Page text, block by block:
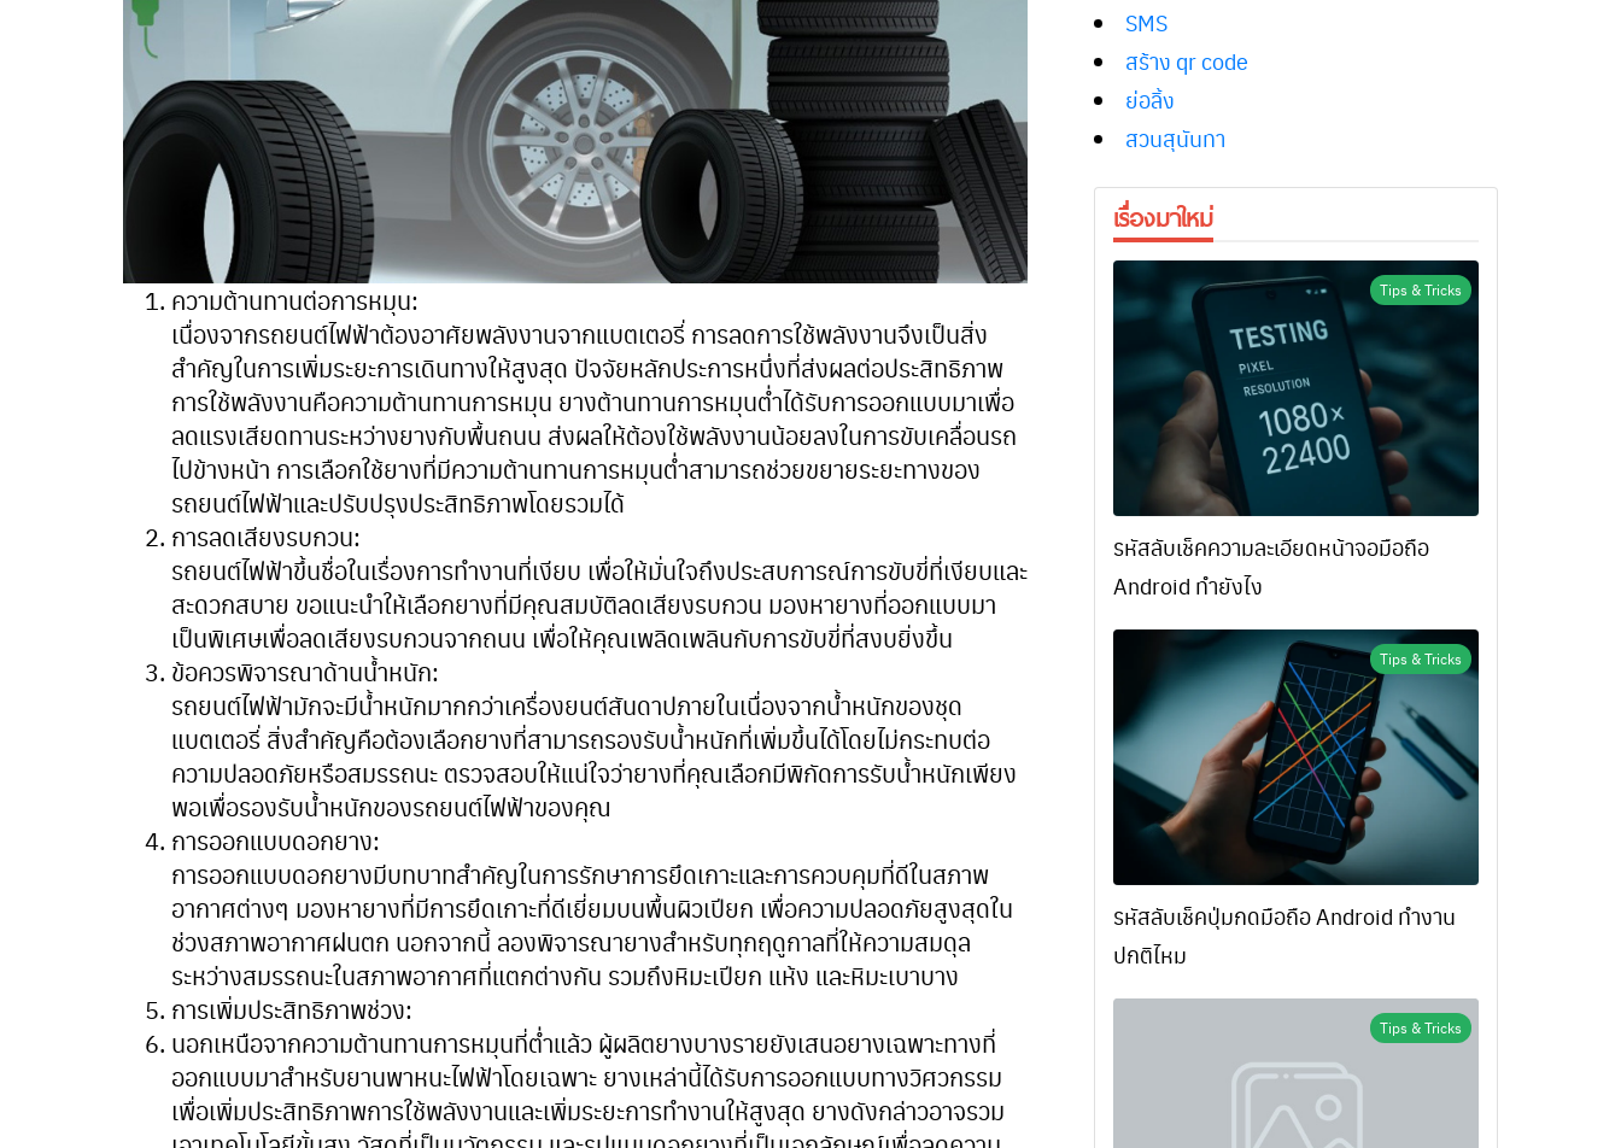
ความต้านทานต่อการหมุน:
เนื่องจากรถยนต์ไฟฟ้าต้องอาศัยพลังงานจากแบตเตอรี่ การลดการใช้พลังงานจึงเป็นสิ่ง
สำคัญในการเพิ่มระยะการเดินทางให้สูงสุด ปัจจัยหลักประการหนึ่งที่ส่งผลต่อประสิทธิภาพ
การใช้พลังงานคือความต้านทานการหมุน ยางต้านทานการหมุนต่ำได้รับการออกแบบมาเพื่อ
ลดแรงเสียดทานระหว่างยางกับพื้นถนน ส่งผลให้ต้องใช้พลังงานน้อยลงในการขับเคลื่อนรถ
ไปข้างหน้า การเลือกใช้ยางที่มีความต้านทานการหมุนต่ำสามารถช่วยขยายระยะทางของ
รถยนต์ไฟฟ้าและปรับปรุงประสิทธิภาพโดยรวมได้
การลดเสียงรบกวน:
รถยนต์ไฟฟ้าขึ้นชื่อในเรื่องการทำงานที่เงียบ เพื่อให้มั่นใจถึงประสบการณ์การขับขี่ที่เงียบและ
สะดวกสบาย ขอแนะนำให้เลือกยางที่มีคุณสมบัติลดเสียงรบกวน มองหายางที่ออกแบบมา
เป็นพิเศษเพื่อลดเสียงรบกวนจากถนน เพื่อให้คุณเพลิดเพลินกับการขับขี่ที่สงบยิ่งขึ้น
ข้อควรพิจารณาด้านน้ำหนัก:
รถยนต์ไฟฟ้ามักจะมีน้ำหนักมากกว่าเครื่องยนต์สันดาปภายในเนื่องจากน้ำหนักของชุด
แบตเตอรี่ สิ่งสำคัญคือต้องเลือกยางที่สามารถรองรับน้ำหนักที่เพิ่มขึ้นได้โดยไม่กระทบต่อ
ความปลอดภัยหรือสมรรถนะ ตรวจสอบให้แน่ใจว่ายางที่คุณเลือกมีพิกัดการรับน้ำหนักเพียง
พอเพื่อรองรับน้ำหนักของรถยนต์ไฟฟ้าของคุณ
การออกแบบดอกยาง:
การออกแบบดอกยางมีบทบาทสำคัญในการรักษาการยึดเกาะและการควบคุมที่ดีในสภาพ
อากาศต่างๆ มองหายางที่มีการยึดเกาะที่ดีเยี่ยมบนพื้นผิวเปียก เพื่อความปลอดภัยสูงสุดใน
ช่วงสภาพอากาศฝนตก นอกจากนี้ ลองพิจารณายางสำหรับทุกฤดูกาลที่ให้ความสมดุล
ระหว่างสมรรถนะในสภาพอากาศที่แตกต่างกัน รวมถึงหิมะเปียก แห้ง และหิมะเบาบาง
การเพิ่มประสิทธิภาพช่วง:
นอกเหนือจากความต้านทานการหมุนที่ต่ำแล้ว ผู้ผลิตยางบางรายยังเสนอยางเฉพาะทางที่
ออกแบบมาสำหรับยานพาหนะไฟฟ้าโดยเฉพาะ ยางเหล่านี้ได้รับการออกแบบทางวิศวกรรม
เพื่อเพิ่มประสิทธิภาพการใช้พลังงานและเพิ่มระยะการทำงานให้สูงสุด ยางดังกล่าวอาจรวม
SMS
สร้าง qr code
ย่อลิ้ง
สวนสุนันทา
เรื่องมาใหม่
Tips & Tricks
รหัสลับเช็คความละเอียดหน้าจอมือถือ
Android ทำยังไง
Tips & Tricks
รหัสลับเช็คปุ่มกดมือถือ Android ทำงาน
ปกติไหม
Tips & Tricks